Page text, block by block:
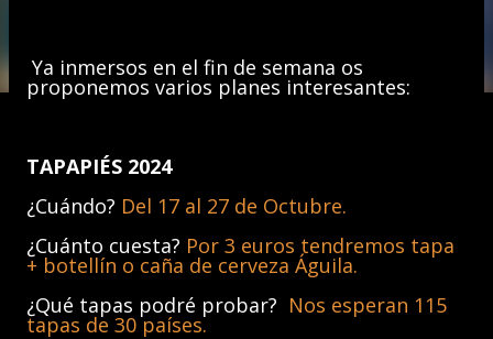
Ya inmersos en el fin de semana os
proponemos varios planes interesantes:
TAPAPIÉS 2024
¿Cuándo? Del 17 al 27 de Octubre.
¿Cuánto cuesta? Por 3 euros tendremos tapa
+ botellín o caña de cerveza Águila.
¿Qué tapas podré probar? Nos esperan 115
tapas de 30 países.